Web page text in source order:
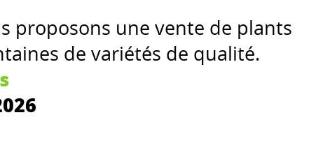
proposons une vente de plants
de variétés de qualité.